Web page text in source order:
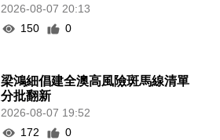
2026-08-07 20:13
150
0
梁鴻細倡建全澳高風險斑馬線清單
分批翻新
2026-08-07 19:52
172
0